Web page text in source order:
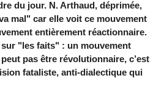
du jour. N. Arthaud, déprimée,
mal" car elle voit ce mouvement
entièrement réactionnaire.
sur "les faits" : un mouvement
pas être révolutionnaire, c’est
fataliste, anti-dialectique qui